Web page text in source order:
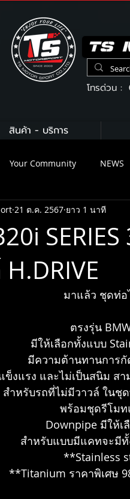
โทรด่วน :
สินค้า - บริการ
Your Community NEWS
Exhaust H.DRIVE
น้ำมันเครื่อง Gulf
STEEL MATE
21 ต.ค. 2567 ยาว 1 นาที
มาแล้ว ชุดท่อ
ตรงรุ่น
มีให้เลือกทั้งแบบ
มีความต้านทานการ
ข็งแรง และไม่เป็นสนิม ส
สำหรับรถที่ไม่มีวาวล์ ในชุ
พร้อมชุดรีโมท
Downpipe มีให้
สำหรับแบบมีแคทจะมีทั้
**Stainless
**Titanium ราคาพิเศษ